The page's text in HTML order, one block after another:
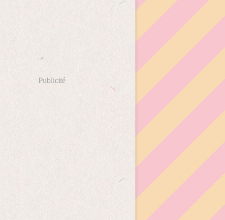
Publicité